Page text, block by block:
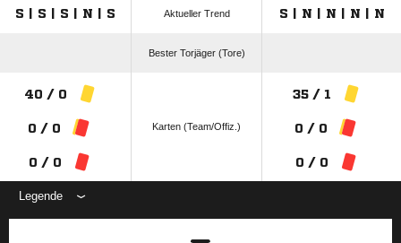
S | S | S | N | S Aktueller Trend S | N | N | N | N
Bester Torjäger (Tore)
40 / 0
0 / 0
0 / 0
Karten (Team/Offiz.)
35 / 1
0 / 0
0 / 0
Legende
ANZEIGE